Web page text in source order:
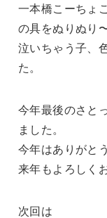
一本橋こーちょ
の具をぬりぬり
泣いちゃう子、
た。
今年最後のさと
ました。
今年はありがと
来年もよろしく
次回は